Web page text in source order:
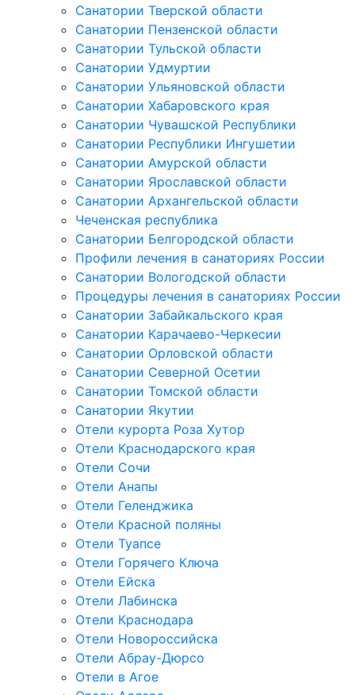
Санатории Тверской области
Санатории Пензенской области
Санатории Тульской области
Санатории Удмуртии
Санатории Ульяновской области
Санатории Хабаровского края
Санатории Чувашской Республики
Санатории Республики Ингушетии
Санатории Амурской области
Санатории Ярославской области
Санатории Архангельской области
Чеченская республика
Санатории Белгородской области
Профили лечения в санаториях России
Санатории Вологодской области
Процедуры лечения в санаториях России
Санатории Забайкальского края
Санатории Карачаево-Черкесии
Санатории Орловской области
Санатории Северной Осетии
Санатории Томской области
Санатории Якутии
Отели курорта Роза Хутор
Отели Краснодарского края
Отели Сочи
Отели Анапы
Отели Геленджика
Отели Красной поляны
Отели Туапсе
Отели Горячего Ключа
Отели Ейска
Отели Лабинска
Отели Краснодара
Отели Новороссийска
Отели Абрау-Дюрсо
Отели в Агое